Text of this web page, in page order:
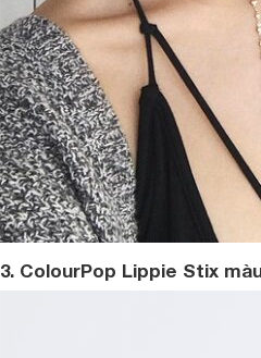
3. ColourPop Lippie Stix